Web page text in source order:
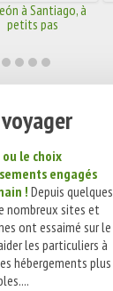
à Santiago, à
petits pas
le choix
engagés
!Depuis quelques
nombreux sites et
ont essaimé sur le
les particuliers à
hébergements plus